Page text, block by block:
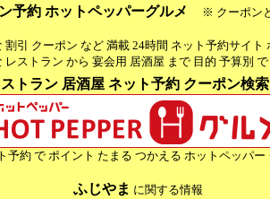
予約 ホットペッパーグルメ
※ クーポン
引 クーポン など 満載 24時間 ネット予約サイト
ストラン から 宴会用 居酒屋 まで 目的 予算別
トラン 居酒屋 ネット予約 クーポン検
予約 で ポイント たまる つかえる ホットペッパー
ふじやま に関する情報